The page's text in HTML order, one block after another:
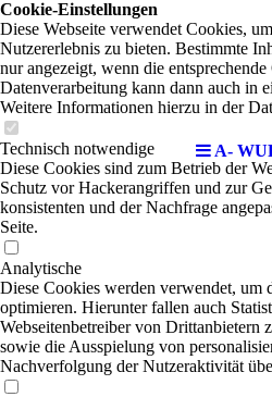
A-
Cookie-Einstellungen
Diese Webseite verwendet Cookies,
Nutzererlebnis zu bieten. Bestimmte
nur angezeigt, wenn die
Datenverarbeitung kann dann auch in
Weitere Informationen hierzu in der
Technisch notwendige
Diese Cookies sind zum Betrieb der
Schutz vor Hackerangriffen und zur
konsistenten und der Nachfrage
Seite.
Analytische
Diese Cookies werden verwendet, um
optimieren. Hierunter fallen auch
Webseitenbetreiber von Drittanbietern
sowie die Ausspielung von
Nachverfolgung der Nutzeraktivität